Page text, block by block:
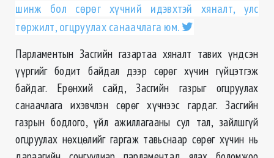
шинж бол сөрөг хүчний идэвхтэй хяналт, улс
төржилт, огцруулах санаачлага юм.
Парламентын Засгийн газартаа хяналт тавих үндсэн
үүргийг бодит байдал дээр сөрөг хүчин гүйцэтгэж
байдаг. Ерөнхий сайд, Засгийн газрыг огцруулах
санаачлага ихэвчлэн сөрөг хүчнээс гардаг. Засгийн
газрын бодлого, үйл ажиллагааны сул тал, зайлшгүй
огцруулах нөхцөлийг гаргаж тавьснаар сөрөг хүчин нь